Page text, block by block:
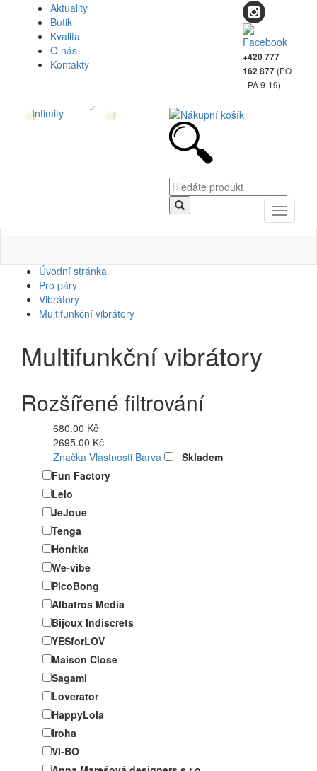
Aktuality
Butik
Kvalita
O nás
Kontakty
+420 777
162 877 (PO
- PÁ 9-19)
Intimity
Toggle
Úvodní stránka
Pro páry
Vibrátory
Multifunkční vibrátory
Multifunkční vibrátory
Rozšířené filtrování
680.00 Kč
2695.00 Kč
Značka Vlastnosti Barva
Skladem
Fun Factory
Lelo
JeJoue
Tenga
Honítka
We-vibe
PicoBong
Albatros Media
Bijoux Indiscrets
YESforLOV
Maison Close
Sagami
Loverator
HappyLola
Iroha
VI-BO